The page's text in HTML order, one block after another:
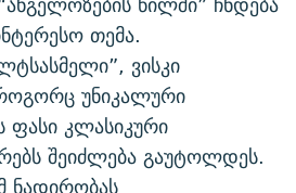
თემა.
ვისკი
უნიკალური
კლასიკური
შეიძლება გაუტოლდეს.